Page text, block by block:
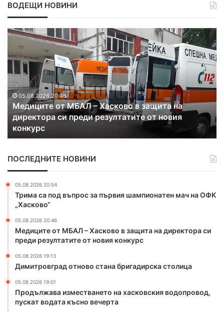
ВОДЕЩИ НОВИНИ
Д
м
и
т
р
о
в
г
р
а
о
т
н
в
с
т
а
н
а
р
и
г
05.08.2026 19:13
Димитровград отново стана бригадирска
столица
ПОСЛЕДНИТЕ НОВИНИ
05.08.2026 20:54
Трима са под въпрос за първия шампионатен мач на ОФК
„Хасково“
05.08.2026 20:46
Медиците от МБАЛ – Хасково в защита на директора си
преди резултатите от новия конкурс
05.08.2026 19:13
Димитровград отново стана бригадирска столица
05.08.2026 19:01
Продължава изместването на хасковския водопровод,
пускат водата късно вечерта